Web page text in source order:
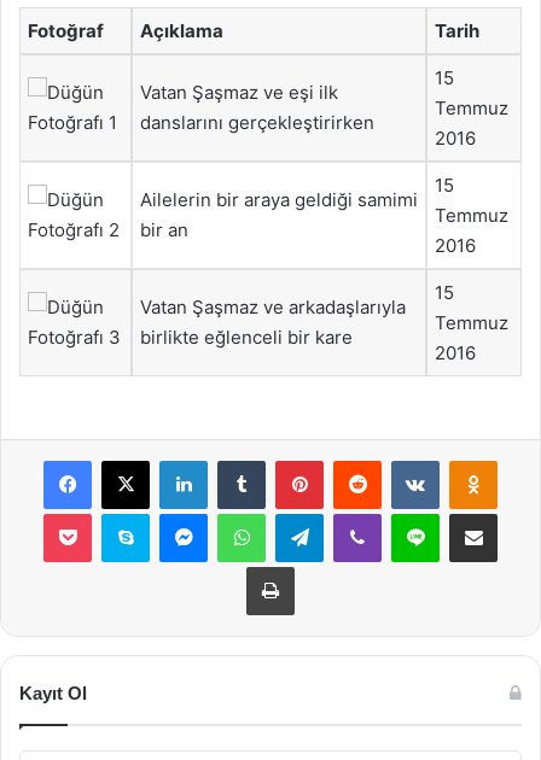
Fotoğraf Açıklama Tarih
Vatan Şaşmaz ve eşi ilk
danslarını gerçekleştirirken
15
Temmuz
2016
Ailelerin bir araya geldiği samimi
bir an
15
Temmuz
2016
Vatan Şaşmaz ve arkadaşlarıyla
birlikte eğlenceli bir kare
15
Temmuz
2016
Facebook
X LinkedInTumblr PinterestReddit VKontakte
Pocket Skype MessengerWhatsAppTelegramViber Line E-Posta ile
Yazdır
Kayıt Ol